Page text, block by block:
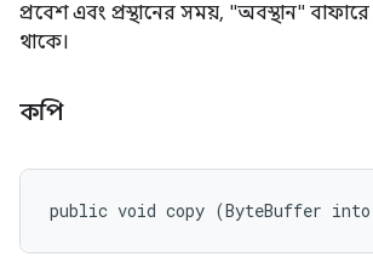
প্রবেশ এবং প্রস্থানের সময়, "অবস্থান"
থাকে।
কপি
public void copy (ByteBuffer